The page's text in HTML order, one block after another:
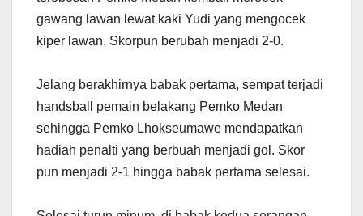
gawang lawan lewat kaki Yudi yang mengocek
kiper lawan. Skorpun berubah menjadi 2-0.
Jelang berakhirnya babak pertama, sempat terjadi
handsball pemain belakang Pemko Medan
sehingga Pemko Lhokseumawe mendapatkan
hadiah penalti yang berbuah menjadi gol. Skor
pun menjadi 2-1 hingga babak pertama selesai.